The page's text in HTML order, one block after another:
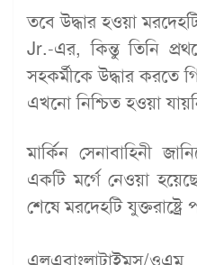
তবে উদ্ধার হওয়া
Jr.-এর, কিন্তু তিনি
সহকর্মীকে উদ্ধার করতে
এখনো নিশ্চিত হওয়া
মার্কিন সেনাবাহিনী
একটি মর্গে নেওয়া
শেষে মরদেহটি যুক্তরাষ্ট্রে